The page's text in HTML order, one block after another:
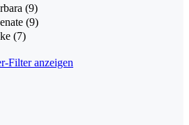
(9)
(9)
(7)
Filter anzeigen